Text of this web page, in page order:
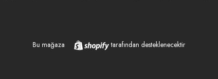
Bu mağaza Shopify
tarafından desteklenecektir